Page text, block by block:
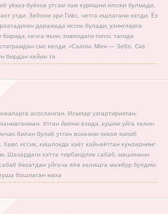
уёкка-буёкка утсам хам куришни иложи булмади.
утди. Зебони эри Гиёс, четга ишлагани кетди. Ёз
даражада иссик булади, узингларга
кечга якин, ховлидаги гилос тагида
смс келди. «Салом. Мен — Зебо. Сиз
бирдан кейин те
асосланган. Исмлар узгартирилган.
Утган йилни ёзида, кушни уйга келин
билан булиб утган вокеани хикоя килиб
иссик, кишлокда хаёт кайнаётган кунларнинг
Шахардаги катта тирбандлик сабаб, машинани
бекатдан уйгача яёв келишга мажбур булдим.
бошлаган маха